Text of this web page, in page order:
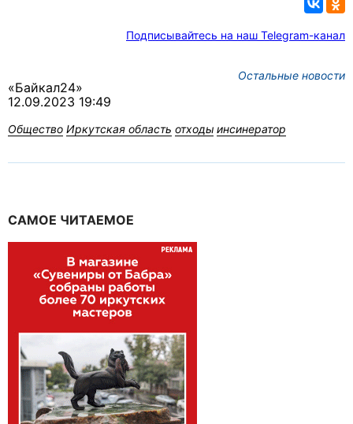
Подписывайтесь на наш Telegram-канал
Остальные новости
«Байкал24»
12.09.2023 19:49
Общество Иркутская область отходы инсинератор
САМОЕ ЧИТАЕМОЕ